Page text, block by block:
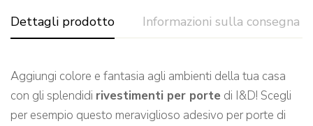
Dettagli prodotto Informazioni sulla consegna
Aggiungi colore e fantasia agli ambienti della tua casa
con gli splendidi rivestimenti per porte di I&D! Scegli
per esempio questo meraviglioso adesivo per porte di